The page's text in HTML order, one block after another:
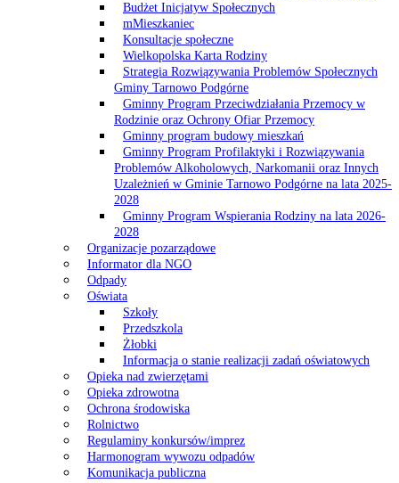
Budżet Inicjatyw Społecznych
mMieszkaniec
Konsultacje społeczne
Wielkopolska Karta Rodziny
Strategia Rozwiązywania Problemów Społecznych
Gminy Tarnowo Podgórne
Gminny Program Przeciwdziałania Przemocy w
Rodzinie oraz Ochrony Ofiar Przemocy
Gminny program budowy mieszkań
Gminny Program Profilaktyki i Rozwiązywania
Problemów Alkoholowych, Narkomanii oraz Innych
Uzależnień w Gminie Tarnowo Podgórne na lata 2025-
2028
Gminny Program Wspierania Rodziny na lata 2026-
2028
Organizacje pozarządowe
Informator dla NGO
Odpady
Oświata
Szkoły
Przedszkola
Żłobki
Informacja o stanie realizacji zadań oświatowych
Opieka nad zwierzętami
Opieka zdrowotna
Ochrona środowiska
Rolnictwo
Regulaminy konkursów/imprez
Harmonogram wywozu odpadów
Komunikacja publiczna